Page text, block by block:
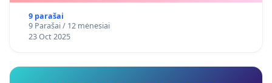
9 parašai
9 Parašai / 12 mėnesiai
23 Oct 2025